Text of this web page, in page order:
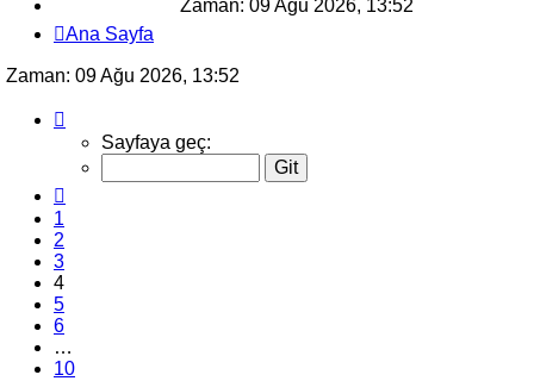
Zaman: 09 Ağu 2026, 13:52
Ana Sayfa
Zaman: 09 Ağu 2026, 13:52
sayfa
(Toplam
10
sayfa)
Sayfaya geç:
1
2
3
4
5
6
…
10